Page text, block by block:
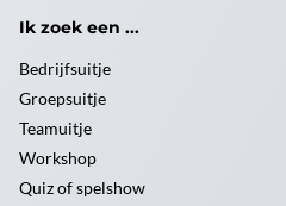
Ik zoek een ...
Bedrijfsuitje
Groepsuitje
Teamuitje
Workshop
Quiz of spelshow